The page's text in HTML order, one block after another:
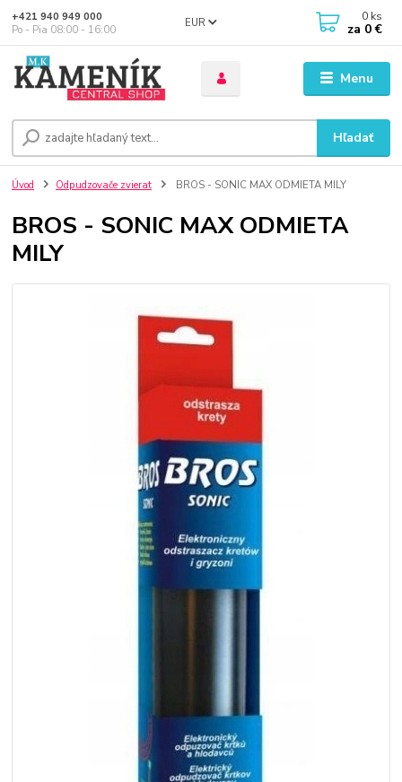
Menu
EUR
Hľadať
+421 940 949 000
Po - Pia 08:00 - 16:00
0 ks
za 0 €
Úvod Odpudzovače zvierat BROS - SONIC MAX ODMIETA MILY
BROS - SONIC MAX ODMIETA
MILY